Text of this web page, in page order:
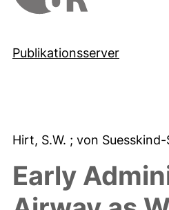
Publikationsserver
Hirt, S.W. ; von
Early